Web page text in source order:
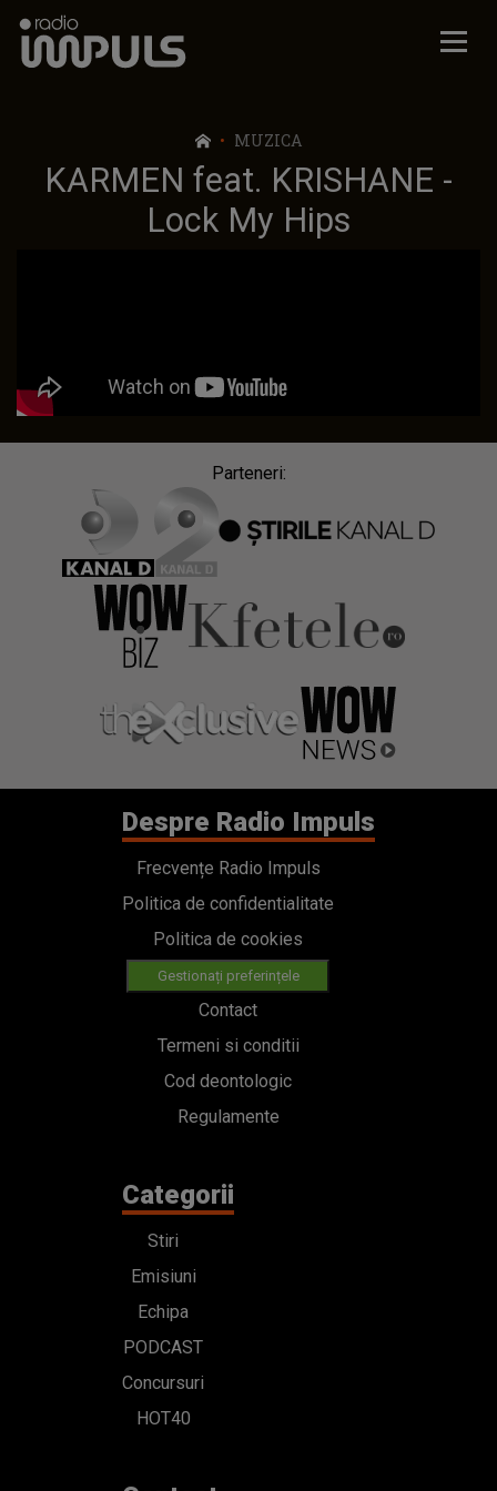
Radio Impuls
MUZICA
KARMEN feat. KRISHANE -
Lock My Hips
Parteneri:
Despre Radio Impuls
Frecvențe Radio Impuls
Politica de confidentialitate
Politica de cookies
Gestionați preferințele
Contact
Termeni si conditii
Cod deontologic
Regulamente
Categorii
Stiri
Emisiuni
Echipa
PODCAST
Concursuri
HOT40